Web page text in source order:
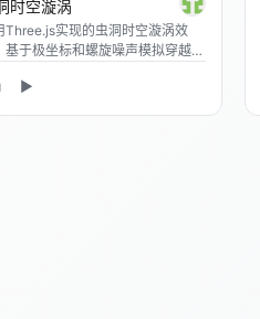
时空漩涡
Three.js实现的虫洞时空漩涡效
基于极坐标和螺旋噪声模拟穿越时
▶